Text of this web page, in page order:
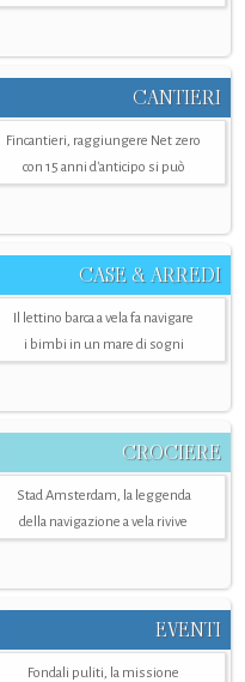
CANTIERI
Fincantieri, raggiungere Net zero
con 15 anni d'anticipo si può
CASE & ARREDI
Il lettino barca a vela fa navigare
i bimbi in un mare di sogni
CROCIERE
Stad Amsterdam, la leggenda
della navigazione a vela rivive
EVENTI
Fondali puliti, la missione